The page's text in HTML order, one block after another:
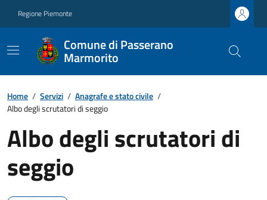
Regione Piemonte
Comune di Passerano
Marmorito
Home / Servizi / Anagrafe e stato civile /
Albo degli scrutatori di seggio
Albo degli scrutatori di
seggio